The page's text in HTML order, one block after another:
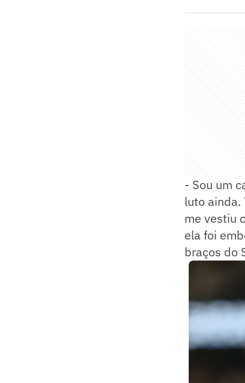
- Sou um
luto ainda.
me vestiu
ela foi
braços do